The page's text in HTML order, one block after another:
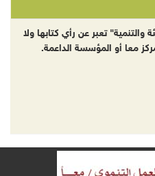
والتنمية" تعبر عن رأي كتابها ولا
معا أو المؤسسة الداعمة.